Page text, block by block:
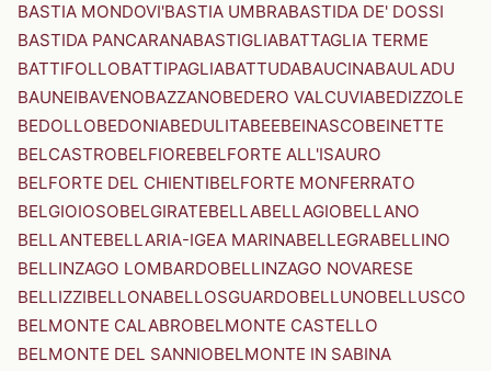
BASTIA MONDOVI'BASTIA UMBRABASTIDA DE' DOSSI
BASTIDA PANCARANABASTIGLIABATTAGLIA TERME
BATTIFOLLOBATTIPAGLIABATTUDABAUCINABAULADU
BAUNEIBAVENOBAZZANOBEDERO VALCUVIABEDIZZOLE
BEDOLLOBEDONIABEDULITABEEBEINASCOBEINETTE
BELCASTROBELFIOREBELFORTE ALL'ISAURO
BELFORTE DEL CHIENTIBELFORTE MONFERRATO
BELGIOIOSOBELGIRATEBELLABELLAGIOBELLANO
BELLANTEBELLARIA-IGEA MARINABELLEGRABELLINO
BELLINZAGO LOMBARDOBELLINZAGO NOVARESE
BELLIZZIBELLONABELLOSGUARDOBELLUNOBELLUSCO
BELMONTE CALABROBELMONTE CASTELLO
BELMONTE DEL SANNIOBELMONTE IN SABINA